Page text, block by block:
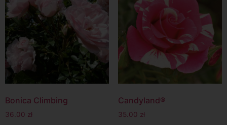
Bonica Climbing
36.00 zł
Candyland®
35.00 zł